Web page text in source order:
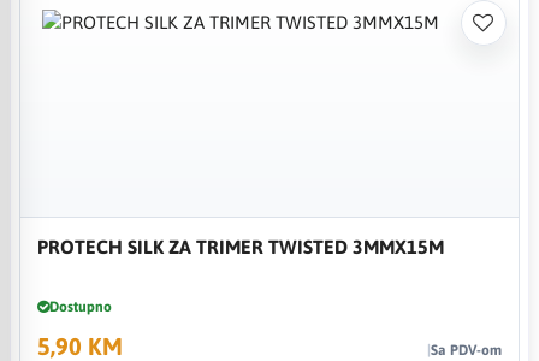
PROTECH SILK ZA TRIMER TWISTED 3MMX15M
Dostupno
5,90 KM Sa PDV-om